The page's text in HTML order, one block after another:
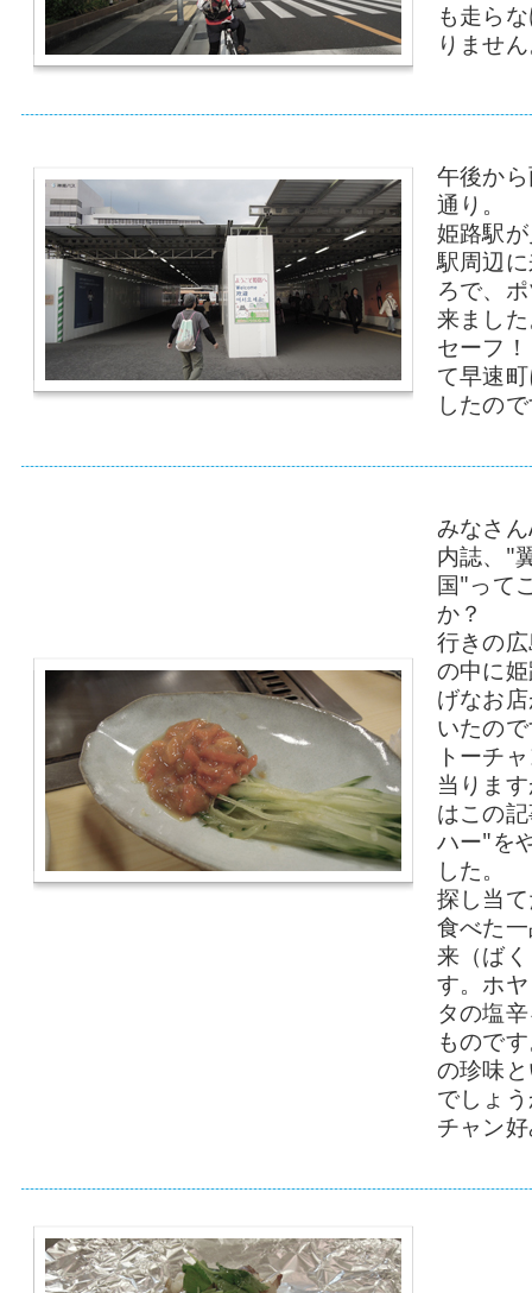
も走ら
りませ
午後か
通り。
姫路駅
駅周辺
ろで、
来まし
セーフ
て早速
したの
みなさ
内誌、"
国"って
か？
行きの
の中に
げなお
いたの
トーチ
当りま
はこの
ハー"を
した。
探し当
食べた
来（ば
す。ホ
タの塩
もので
の珍味
でしょ
チャン